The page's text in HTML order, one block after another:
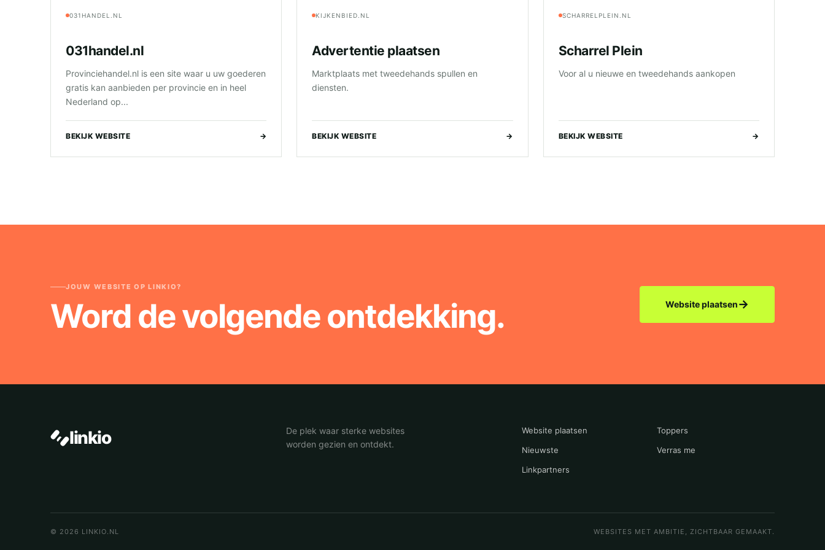
031HANDEL.NL
031handel.nl
Provinciehandel.nl is een site waar u uw goederen
gratis kan aanbieden per provincie en in heel
Nederland op...
BEKIJK WEBSITE →
KIJKENBIED.NL
Advertentie plaatsen
Marktplaats met tweedehands spullen en
diensten.
BEKIJK WEBSITE →
SCHARRELPLEIN.NL
Scharrel Plein
Voor al u nieuwe en tweedehands aankopen
BEKIJK WEBSITE →
JOUW WEBSITE OP LINKIO?
Word de volgende ontdekking. Website plaatsen→
linkio
De plek waar sterke websites
worden gezien en ontdekt.
Website plaatsen
Toppers
Nieuwste
Verras me
Linkpartners
© 2026 LINKIO.NL WEBSITES MET AMBITIE, ZICHTBAAR GEMAAKT.